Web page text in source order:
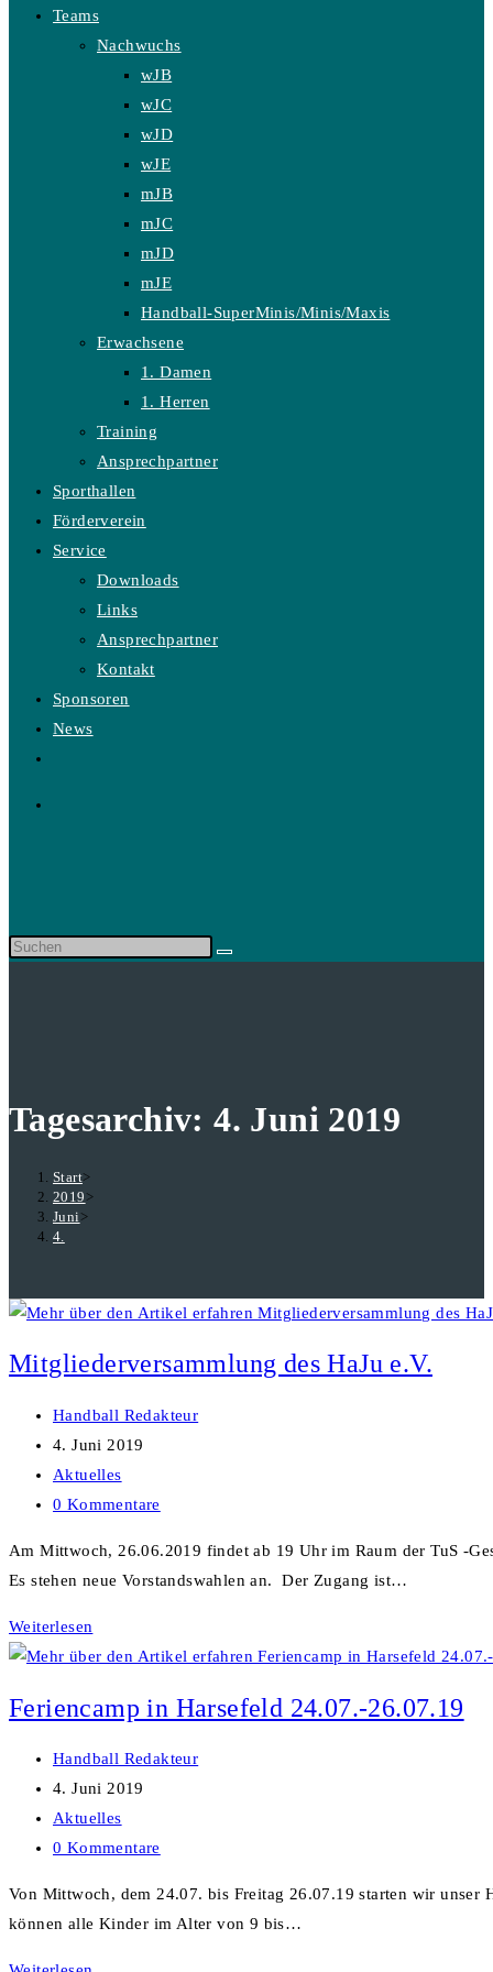
Teams
Nachwuchs
wJB
wJC
wJD
wJE
mJB
mJC
mJD
mJE
Handball-SuperMinis/Minis/Maxis
Erwachsene
1. Damen
1. Herren
Training
Ansprechpartner
Sporthallen
Förderverein
Service
Downloads
Links
Ansprechpartner
Kontakt
Sponsoren
News
Diese
Tagesarchiv: 4. Juni 2019
Start>
2019 >
Juni >
4.
Mitgliederversammlung des HaJu e.V.
Beitrags-
Autor:
Handball Redakteur
Beitrag
veröffentlicht:
4. Juni 2019
Beitrags-
Kategorie:
Aktuelles
Beitrags-
0 Kommentare
Am Mittwoch, 26.06.2019 findet ab 19 Uhr im Raum der TuS -
Es stehen neue Vorstandswahlen an. Der Zugang ist…
Weiterlesen
des
e.V.
Feriencamp in Harsefeld 24.07.-26.07.19
Beitrags-
Autor:
Handball Redakteur
Beitrag
veröffentlicht:
4. Juni 2019
Beitrags-
Kategorie:
Aktuelles
Beitrags-
0 Kommentare
Von Mittwoch, dem 24.07. bis Freitag 26.07.19 starten wir unser
können alle Kinder im Alter von 9 bis…